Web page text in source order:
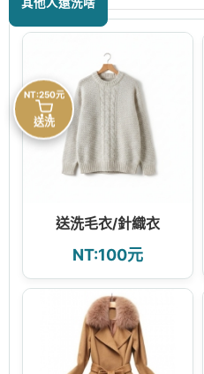
送洗毛衣/針織衣
NT:100元
NT:250元
送洗